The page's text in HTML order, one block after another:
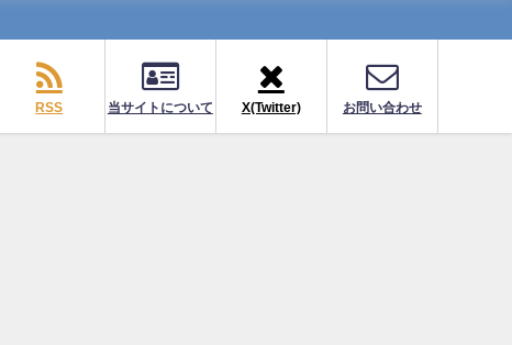
RSS 当サイトについて X(Twitter) お問い合わせ